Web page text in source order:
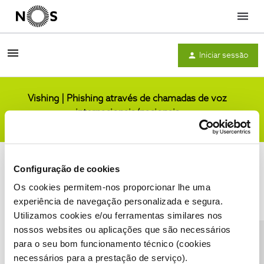
Configuração de cookies
Os cookies permitem-nos proporcionar lhe uma
experiência de navegação personalizada e segura.
Utilizamos cookies e/ou ferramentas similares nos
nossos websites ou aplicações que são necessários
para o seu bom funcionamento técnico (cookies
necessários para a prestação de serviço).
Menu
Iniciar sessão
Vishing | Phishing através de chamadas de voz
internacionais/nacionais
Condições do Fórum NOS Accessibility statement